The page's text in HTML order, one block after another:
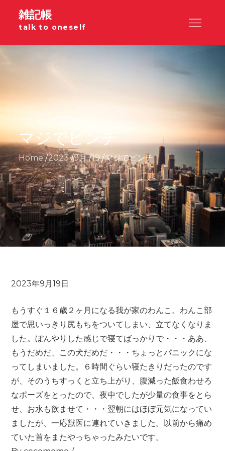
雑記帳
talk to oneself
マジでピンチ
Home 2023 9月 19 マジでピンチ
もうすぐ１６歳２ヶ月になる我が家のわんこ。わんこ部
屋で思いっきり尻もちをついてしまい、立てなくなりま
した。ぼんやりした感じで寝てばっかりで・・・ああ、
もうだめだ、この犬だめだ・・・ちょっとパニックにな
ってしまいました。６時間ぐらい寝たきりだったのです
が、そのうちすっくと立ち上がり、腹減った飯食わせろ
なポーズをとったので、夜中でしたが少量の食事をとら
せ、お水も飲ませて・・・翌朝にはほぼ元気になってい
ましたが、一応獣医に連れていきました。以前から痛め
ていた首をまたやっちゃったみたいです。